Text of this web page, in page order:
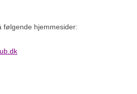
følgende hjemmesider: